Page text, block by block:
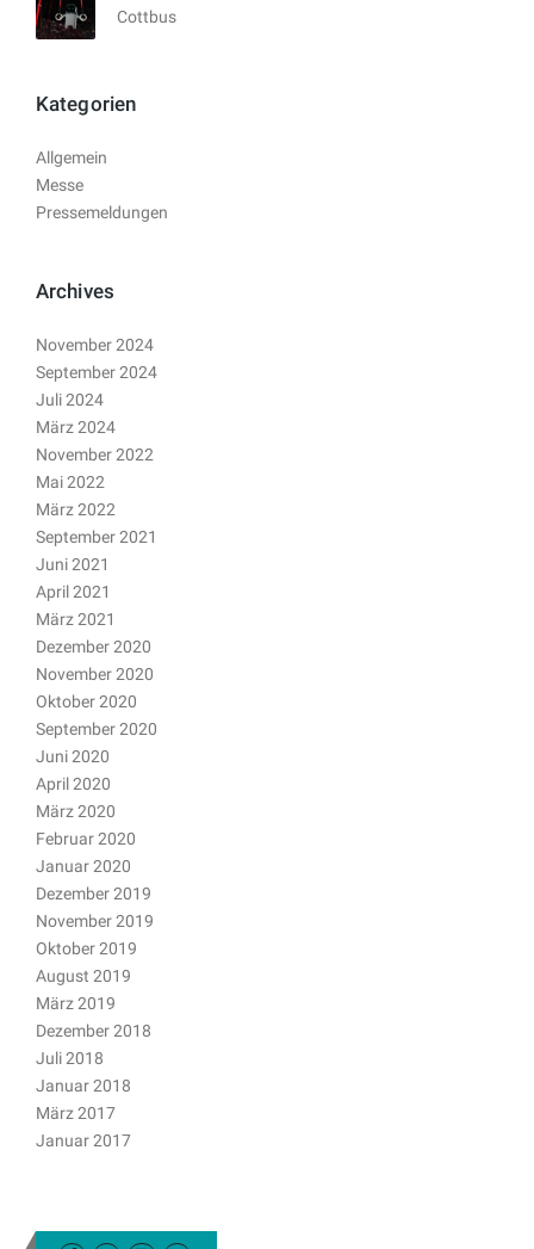
Cottbus
Kategorien
Allgemein
Messe
Pressemeldungen
Archives
November 2024
September 2024
Juli 2024
März 2024
November 2022
Mai 2022
März 2022
September 2021
Juni 2021
April 2021
März 2021
Dezember 2020
November 2020
Oktober 2020
September 2020
Juni 2020
April 2020
März 2020
Februar 2020
Januar 2020
Dezember 2019
November 2019
Oktober 2019
August 2019
März 2019
Dezember 2018
Juli 2018
Januar 2018
März 2017
Januar 2017